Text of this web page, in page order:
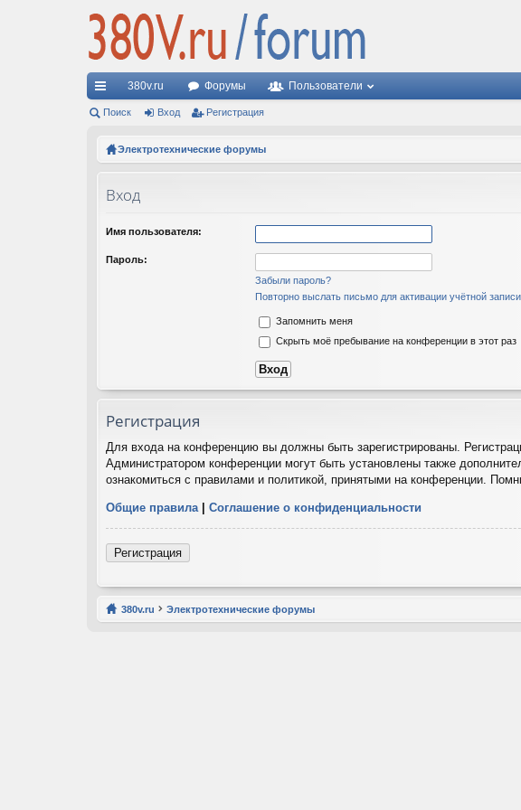
с
380v.ru Форумы Пользователи
Поиск Вход Регистрация
Электротехнические форумы
Вход
Имя пользователя:
Пароль:
Забыли пароль?
Повторно выслать письмо для активации учётной записи
Запомнить меня
Скрыть моё пребывание на конференции в этот раз
Регистрация
Для входа на конференцию вы должны быть зарегистрированы.
Администратором конференции могут быть установлены также
ознакомиться с правилами и политикой, принятыми на конференции.
Общие правила | Соглашение о конфиденциальности
Регистрация
380v.ru Электротехнические форумы